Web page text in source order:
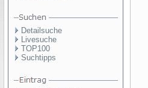
Detailsuche
Livesuche
TOP100
Suchtipps